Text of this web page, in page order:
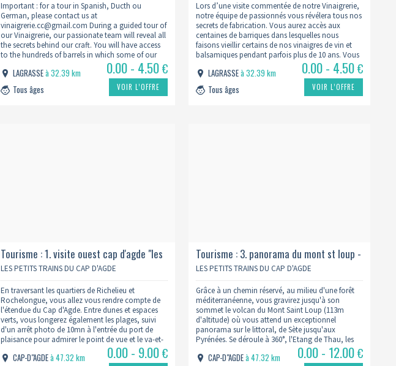
Important : for a tour in Spanish, Ducth ou
German, please contact us at
vinaigrerie.cc@gmail.com During a guided tour of
our Vinaigrerie, our passionate team will reveal all
the secrets behind our craft. You will have access
to the hundreds of barrels in which some of our
wine vinegars and traditional balsamics age for
sometimes…
LAGRASSEà 32.39 km
Tous âges
0.00 - 4.50€
VOIR L’OFFRE
Lors d’une visite commentée de notre Vinaigrerie,
notre équipe de passionnés vous révélera tous nos
secrets de fabrication. Vous aurez accès aux
centaines de barriques dans lesquelles nous
faisons vieillir certains de nos vinaigres de vin et
balsamiques pendant parfois plus de 10 ans. Vous
pourrez admirer notre production pour l’année à
venir des vinaigres…
LAGRASSEà 32.39 km
Tous âges
0.00 - 4.50€
VOIR L’OFFRE
Tourisme : 1. visite ouest cap d'agde "les
origines du cap" - 1h00
LES PETITS TRAINS DU CAP D'AGDE
En traversant les quartiers de Richelieu et
Rochelongue, vous allez vous rendre compte de
l'étendue du Cap d'Agde. Entre dunes et espaces
verts, vous longerez également les plages, suivi
d'un arrêt photo de 10mn à l'entrée du port de
plaisance pour admirer le point de vue et le va-et-
vient des bateaux. Les commentaires audio-
scénarisés vous…
CAP-D"AGDEà 47.32 km
0.00 - 9.00€
Tourisme : 3. panorama du mont st loup -
1h30
LES PETITS TRAINS DU CAP D'AGDE
Grâce à un chemin réservé, au milieu d'une forêt
méditerranéenne, vous gravirez jusqu'à son
sommet le volcan du Mont Saint Loup (113m
d'altitude) où vous attend un exceptionnel
panorama sur le littoral, de Sète jusqu'aux
Pyrénées. Se déroule à 360°, l'Etang de Thau, les
Cévennes, la grande plaine, Agde, le Golfe du Lion
et Le…CAP-D"AGDEà 47.32 km
0.00 - 12.00€